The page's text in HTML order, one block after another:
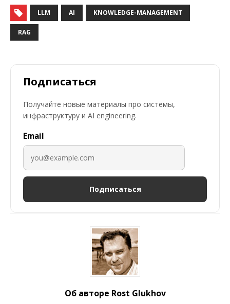
LLM AI KNOWLEDGE-MANAGEMENT
RAG
Подписаться
Получайте новые материалы про системы,
инфраструктуру и AI engineering.
Email
Подписаться
Об авторе Rost Glukhov